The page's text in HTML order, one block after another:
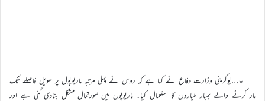
٭…یوکرینی وزارت دفاع نے کہا ہے کہ روس نے پہلی مرتبہ ماریوپول پر طویل فاصلے تک
مار کرنے والے بمبار طیاروں کا استعمال کیا۔ ماریوپول میں صورتحال مشکل بنادی گئی ہے اور